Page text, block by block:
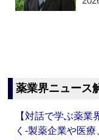
薬業界ニュース
【対話で学ぶ薬
く‐製薬企業や医